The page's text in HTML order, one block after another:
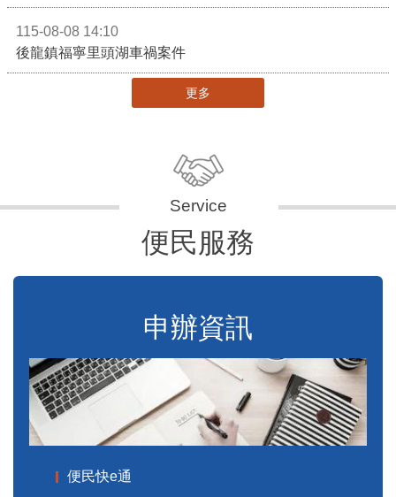
115-08-08 14:10
後龍鎮福寧里頭湖車禍案件
更多
便民服務
申辦資訊
便民快e通